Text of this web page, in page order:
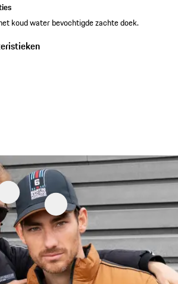
koud water bevochtigde zachte doek.